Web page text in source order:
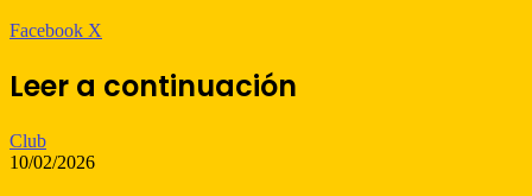
Facebook X
electrónico
Leer a continuación
Club
10/02/2026